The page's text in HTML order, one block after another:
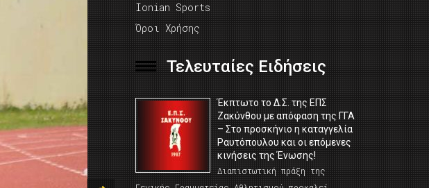
Ionian Sports
Όροι Χρήσης
Τελευταίες Ειδήσεις
Έκπτωτο το Δ.Σ. της ΕΠΣ
Ζακύνθου με απόφαση της ΓΓΑ
– Στο προσκήνιο η καταγγελία
Ραυτόπουλου και οι επόμενες
κινήσεις της Ένωσης!
Διαπιστωτική πράξη της